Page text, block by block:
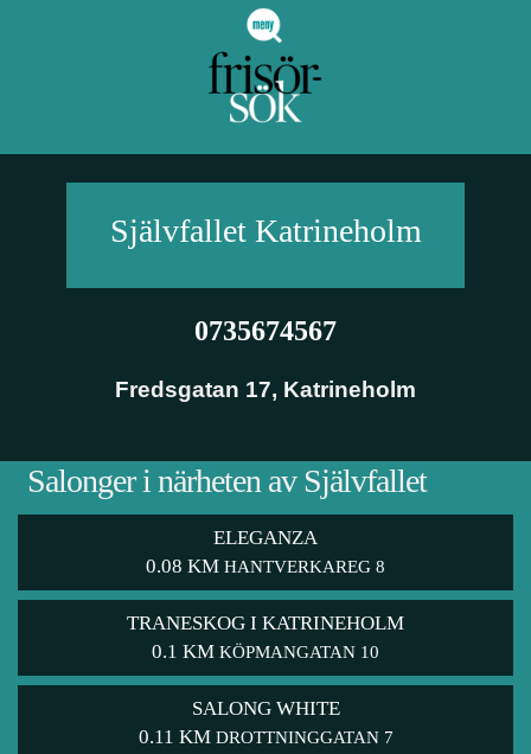
SjälvfalletKatrineholm
0735674567
Fredsgatan 17, Katrineholm
Salonger i närheten av Självfallet
ELEGANZA
0.08 KM HANTVERKAREG 8
TRANESKOG I KATRINEHOLM
0.1 KM KÖPMANGATAN 10
SALONG WHITE
0.11 KM DROTTNINGGATAN 7